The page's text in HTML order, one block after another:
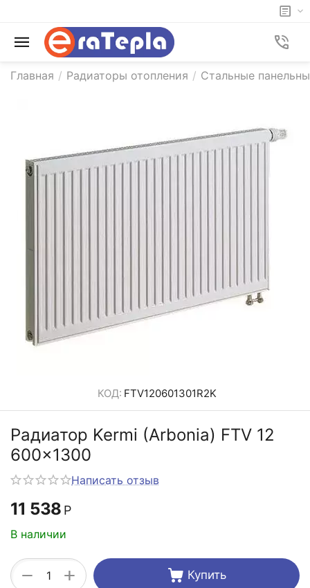
Главная / Радиаторы отопления / Стальные
КОД: FTV120601301R2K
Радиатор Kermi (Arbonia) FTV 12
600x1300
Написать отзыв
11 538 Р
В наличии
+
− Купить